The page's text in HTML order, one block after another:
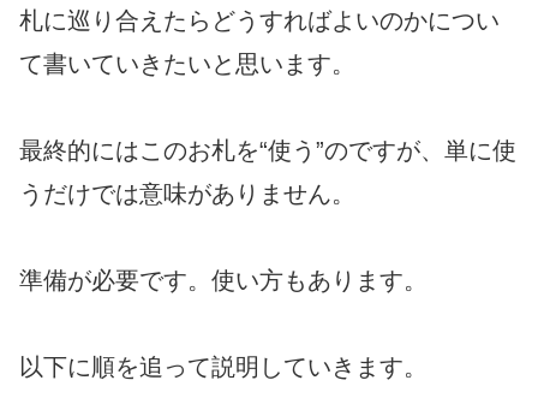
札に巡り合えたらどうすればよいのかについ
て書いていきたいと思います。
最終的にはこのお札を“使う”のですが、単に使
うだけでは意味がありません。
準備が必要です。使い方もあります。
以下に順を追って説明していきます。